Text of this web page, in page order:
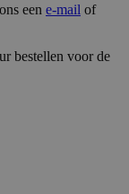
een e-mail of
bestellen voor de